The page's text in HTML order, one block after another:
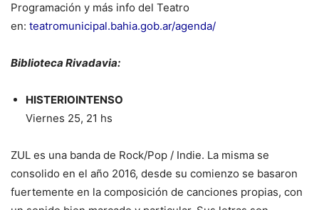
Programación y más info del Teatro
en: teatromunicipal.bahia.gob.ar/agenda/
Biblioteca Rivadavia:
HISTERIOINTENSO
Viernes 25, 21 hs
ZUL es una banda de Rock/Pop / Indie. La misma se
consolido en el año 2016, desde su comienzo se basaron
fuertemente en la composición de canciones propias, con